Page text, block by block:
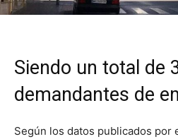
Siendo un total de
demandantes de
Según los datos publicados por